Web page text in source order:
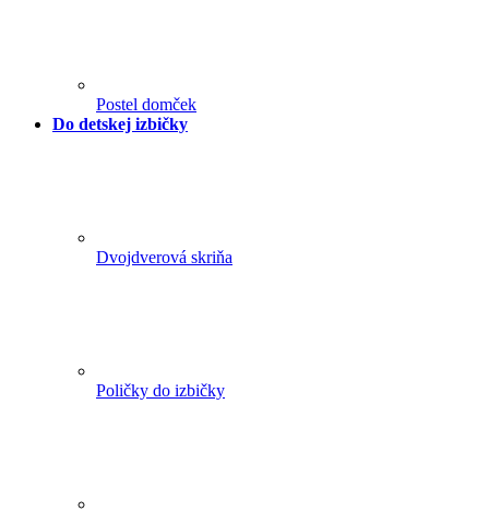
Postel domček
Do detskej izbičky
Dvojdverová skriňa
Poličky do izbičky